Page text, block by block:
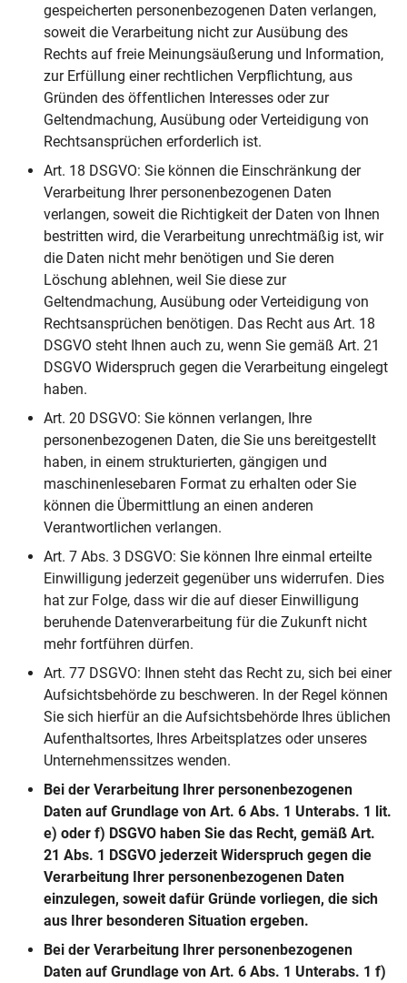
gespeicherten personenbezogenen Daten verlangen,
soweit die Verarbeitung nicht zur Ausübung des
Rechts auf freie Meinungsäußerung und Information,
zur Erfüllung einer rechtlichen Verpflichtung, aus
Gründen des öffentlichen Interesses oder zur
Geltendmachung, Ausübung oder Verteidigung von
Rechtsansprüchen erforderlich ist.
Art. 18 DSGVO: Sie können die Einschränkung der
Verarbeitung Ihrer personenbezogenen Daten
verlangen, soweit die Richtigkeit der Daten von Ihnen
bestritten wird, die Verarbeitung unrechtmäßig ist, wir
die Daten nicht mehr benötigen und Sie deren
Löschung ablehnen, weil Sie diese zur
Geltendmachung, Ausübung oder Verteidigung von
Rechtsansprüchen benötigen. Das Recht aus Art. 18
DSGVO steht Ihnen auch zu, wenn Sie gemäß Art. 21
DSGVO Widerspruch gegen die Verarbeitung eingelegt
haben.
Art. 20 DSGVO: Sie können verlangen, Ihre
personenbezogenen Daten, die Sie uns bereitgestellt
haben, in einem strukturierten, gängigen und
maschinenlesebaren Format zu erhalten oder Sie
können die Übermittlung an einen anderen
Verantwortlichen verlangen.
Art. 7 Abs. 3 DSGVO: Sie können Ihre einmal erteilte
Einwilligung jederzeit gegenüber uns widerrufen. Dies
hat zur Folge, dass wir die auf dieser Einwilligung
beruhende Datenverarbeitung für die Zukunft nicht
mehr fortführen dürfen.
Art. 77 DSGVO: Ihnen steht das Recht zu, sich bei einer
Aufsichtsbehörde zu beschweren. In der Regel können
Sie sich hierfür an die Aufsichtsbehörde Ihres üblichen
Aufenthaltsortes, Ihres Arbeitsplatzes oder unseres
Unternehmenssitzes wenden.
Bei der Verarbeitung Ihrer personenbezogenen
Daten auf Grundlage von Art. 6 Abs. 1 Unterabs. 1 lit.
e) oder f) DSGVO haben Sie das Recht, gemäß Art.
21 Abs. 1 DSGVO jederzeit Widerspruch gegen die
Verarbeitung Ihrer personenbezogenen Daten
einzulegen, soweit dafür Gründe vorliegen, die sich
aus Ihrer besonderen Situation ergeben.
Bei der Verarbeitung Ihrer personenbezogenen
Daten auf Grundlage von Art. 6 Abs. 1 Unterabs. 1 f)